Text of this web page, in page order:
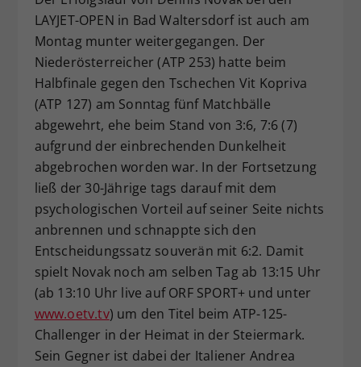
LAYJET-OPEN in Bad Waltersdorf ist auch am
Montag munter weitergegangen. Der
Niederösterreicher (ATP 253) hatte beim
Halbfinale gegen den Tschechen Vit Kopriva
(ATP 127) am Sonntag fünf Matchbälle
abgewehrt, ehe beim Stand von 3:6, 7:6 (7)
aufgrund der einbrechenden Dunkelheit
abgebrochen worden war. In der Fortsetzung
ließ der 30-Jährige tags darauf mit dem
psychologischen Vorteil auf seiner Seite nichts
anbrennen und schnappte sich den
Entscheidungssatz souverän mit 6:2. Damit
spielt Novak noch am selben Tag ab 13:15 Uhr
(ab 13:10 Uhr live auf ORF SPORT+ und unter
www.oetv.tv) um den Titel beim ATP-125-
Challenger in der Heimat in der Steiermark.
Sein Gegner ist dabei der Italiener Andrea
Dieser Wert speichert Ihre Consent-
Einstellungen. Unter anderem eine
zufällig generierte ID, für die
historische Speicherung Ihrer
vorgenommen Einstellungen, falls der
Webseiten-Betreiber dies eingestellt
hat.